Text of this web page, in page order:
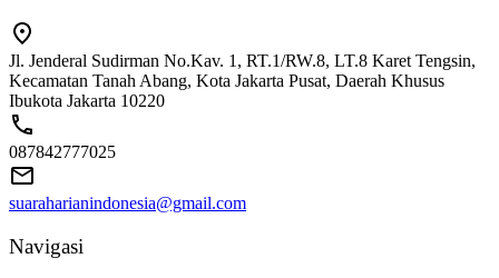
Jl. Jenderal Sudirman No.Kav. 1, RT.1/RW.8, LT.8 Karet Tengsin,
Kecamatan Tanah Abang, Kota Jakarta Pusat, Daerah Khusus
Ibukota Jakarta 10220
087842777025
suaraharianindonesia@gmail.com
Navigasi